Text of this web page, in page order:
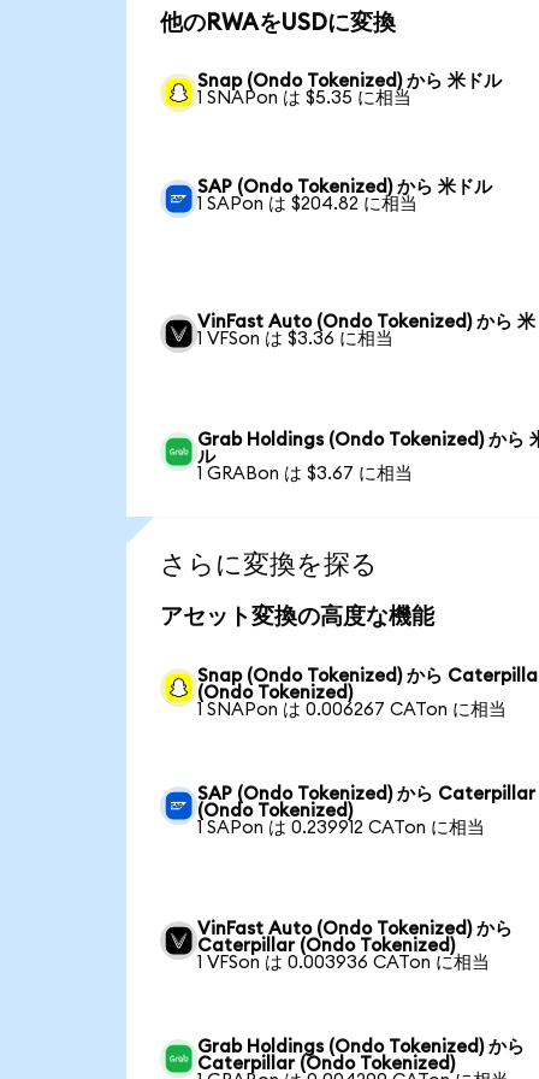
他のRWAをUSDに変換
Snap (Ondo Tokenized) から 米ドル
1 SNAPon は $5.35 に相当
SAP (Ondo Tokenized) から 米ドル
1 SAPon は $204.82 に相当
VinFast Auto (Ondo Tokenized) から 米
1 VFSon は $3.36 に相当
Grab Holdings (Ondo Tokenized) から
ル
1 GRABon は $3.67 に相当
さらに変換を探る
アセット変換の高度な機能
Snap (Ondo Tokenized) から
(Ondo Tokenized)
1 SNAPon は 0.006267 CATon に相当
SAP (Ondo Tokenized) から Caterpillar
(Ondo Tokenized)
1 SAPon は 0.239912 CATon に相当
VinFast Auto (Ondo Tokenized) から
Caterpillar (Ondo Tokenized)
1 VFSon は 0.003936 CATon に相当
Grab Holdings (Ondo Tokenized) から
Caterpillar (Ondo Tokenized)